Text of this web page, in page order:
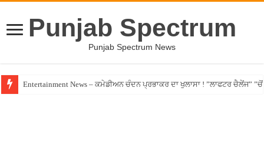
Punjab Spectrum
Punjab Spectrum News
Entertainment News – ਕਮੇਡੀਅਨ ਚੰਦਨ ਪ੍ਰਭਾਕਰ ਦਾ ਖੁਲਾਸਾ ! ”ਲਾਫਟਰ ਚੈਲੇਂਜ”